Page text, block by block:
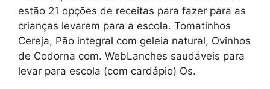
estão 21 opções de receitas para fazer para as
crianças levarem para a escola. Tomatinhos
Cereja, Pão integral com geleia natural, Ovinhos
de Codorna com. WebLanches saudáveis para
levar para escola (com cardápio) Os.